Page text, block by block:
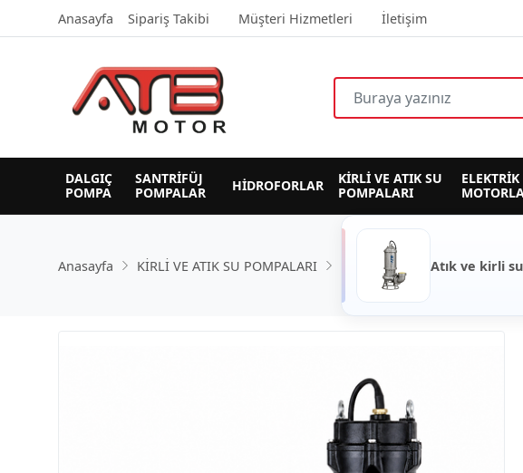
Anasayfa Sipariş Takibi Müşteri Hizmetleri İletişim
DALGIÇ
POMPA
SANTRİFÜJ
POMPALAR
HİDROFORLAR
KİRLİ VE ATIK SU
POMPALARI
ELEKTRİK
Anasayfa KİRLİ VE ATIK SU POMPALARI Atık ve kirli